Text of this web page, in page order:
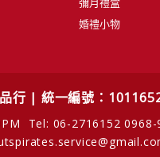
婚禮小物
行 | 統一編號：
Tel: 06-2716152 0968-